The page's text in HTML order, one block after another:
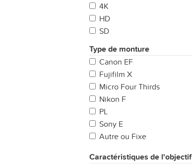
4K
HD
SD
Type de monture
Canon EF
Fujifilm X
Micro Four Thirds
Nikon F
PL
Sony E
Autre ou Fixe
Leica M
Caractéristiques de l'objectif